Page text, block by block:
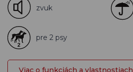
zvuk
pre 2 psy
Viac o funkciách a vlastnostiach